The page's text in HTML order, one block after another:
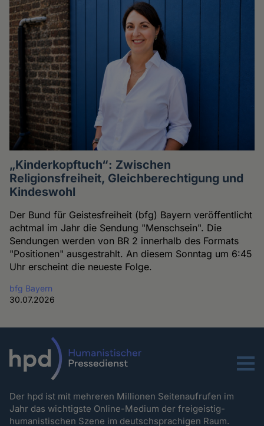
„Kinderkopftuch“: Zwischen
Religionsfreiheit, Gleichberechtigung und
Kindeswohl
Der Bund für Geistesfreiheit (bfg) Bayern veröffentlicht
achtmal im Jahr die Sendung "Menschsein". Die
Sendungen werden von BR 2 innerhalb des Formats
"Positionen" ausgestrahlt. An diesem Sonntag um 6:45
Uhr erscheint die neueste Folge.
bfg Bayern
30.07.2026
Menu
Der hpd ist mit mehreren Millionen Seitenaufrufen im
Jahr das wichtigste Online-Medium der freigeistig-
humanistischen Szene im deutschsprachigen Raum.